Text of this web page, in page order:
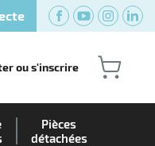
ou s'inscrire
Pièces
détachées